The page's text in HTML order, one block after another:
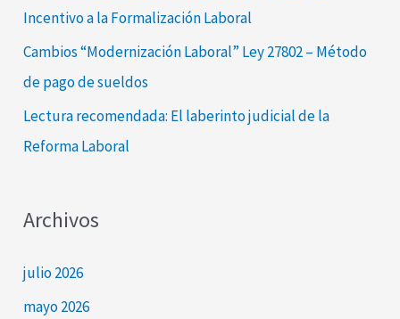
Incentivo a la Formalización Laboral
Cambios “Modernización Laboral” Ley 27802 – Método
de pago de sueldos
Lectura recomendada: El laberinto judicial de la
Reforma Laboral
Archivos
julio 2026
mayo 2026